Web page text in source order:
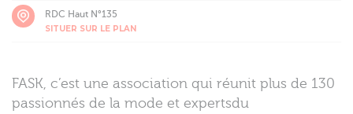
RDC Haut N°135
SITUER SUR LE PLAN
FASK, c’est une association qui réunit plus de 130
passionnés de la mode et expertsdu